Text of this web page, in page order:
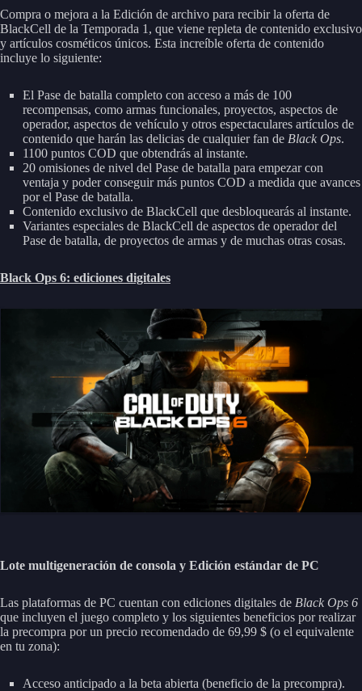
Compra o mejora a la Edición de archivo para recibir la oferta de
BlackCell de la Temporada 1, que viene repleta de contenido exclusivo
y artículos cosméticos únicos. Esta increíble oferta de contenido
incluye lo siguiente:
El Pase de batalla completo con acceso a más de 100
recompensas, como armas funcionales, proyectos, aspectos de
operador, aspectos de vehículo y otros espectaculares artículos de
contenido que harán las delicias de cualquier fan de Black Ops.
1100 puntos COD que obtendrás al instante.
20 omisiones de nivel del Pase de batalla para empezar con
ventaja y poder conseguir más puntos COD a medida que avances
por el Pase de batalla.
Contenido exclusivo de BlackCell que desbloquearás al instante.
Variantes especiales de BlackCell de aspectos de operador del
Pase de batalla, de proyectos de armas y de muchas otras cosas.
Black Ops 6: ediciones digitales
Lote multigeneración de consola y Edición estándar de PC
Las plataformas de PC cuentan con ediciones digitales de Black Ops 6
que incluyen el juego completo y los siguientes beneficios por realizar
la precompra por un precio recomendado de 69,99 $ (o el equivalente
en tu zona):
Acceso anticipado a la beta abierta (beneficio de la precompra).